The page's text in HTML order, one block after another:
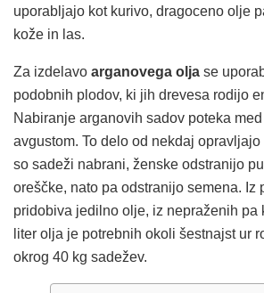
uporabljajo kot kurivo, dragoceno olje
kože in las.
Za izdelavo arganovega olja se
podobnih plodov, ki jih drevesa rodijo
Nabiranje arganovih sadov poteka
avgustom. To delo od nekdaj
so sadeži nabrani, ženske odstranijo
oreščke, nato pa odstranijo semena. Iz
pridobiva jedilno olje, iz nepraženih pa
liter olja je potrebnih okoli šestnajst ur
okrog 40 kg sadežev.